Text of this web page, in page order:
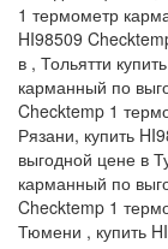
1 термометр
HI98509
в , Тольятти
карманный по
Checktemp 1
Рязани, купить
выгодной цене в
карманный по
Checktemp 1
Тюмени , купить